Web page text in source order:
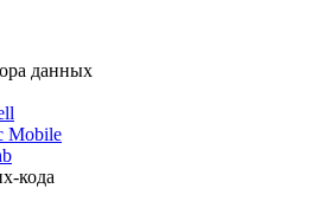
данных
Mobile
кода